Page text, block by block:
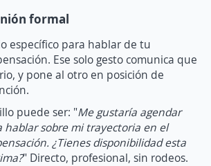
formal
específico para hablar de tu
Ese solo gesto comunica que
y pone al otro en posición de
puede ser: "Me gustaría agendar
sobre mi trayectoria en el
¿Tienes disponibilidad esta
" Directo, profesional, sin rodeos.